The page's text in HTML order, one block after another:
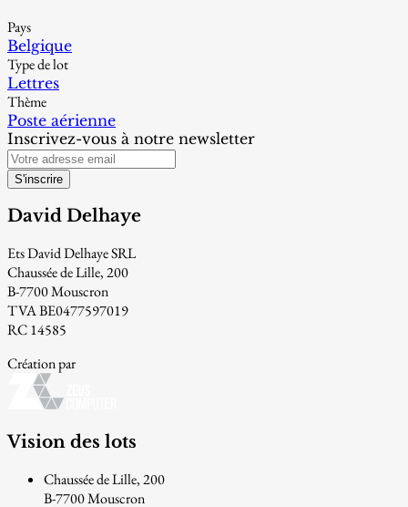
Pays
Belgique
Type de lot
Lettres
Thème
Poste aérienne
Inscrivez-vous à notre newsletter
S'inscrire
David Delhaye
Ets David Delhaye SRL
Chaussée de Lille, 200
B-7700 Mouscron
TVA BE0477597019
RC 14585
Création par
Vision des lots
Chaussée de Lille, 200
B-7700 Mouscron